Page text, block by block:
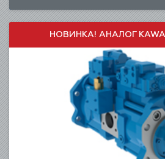
НОВИНКА! АНАЛОГ